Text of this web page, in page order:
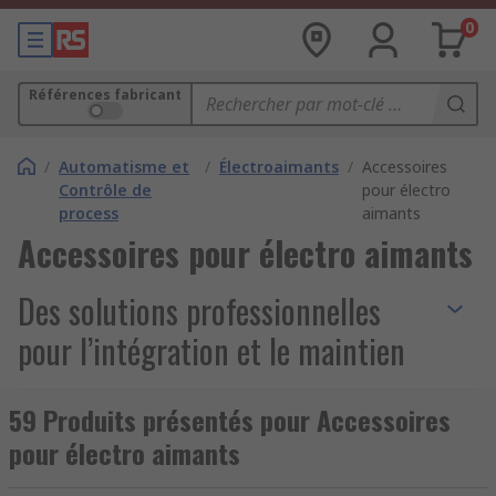
0
Références fabricant
/ Automatisme et
Contrôle de
process
/ Électroaimants / Accessoires
pour électro
aimants
Accessoires pour électro aimants
Des solutions professionnelles
pour l’intégration et le maintien
Lesaccessoires pour électro-aimants
essentiels pour tirer le meilleur parti de vos
59 Produits présentés pour Accessoires
pour électro aimants